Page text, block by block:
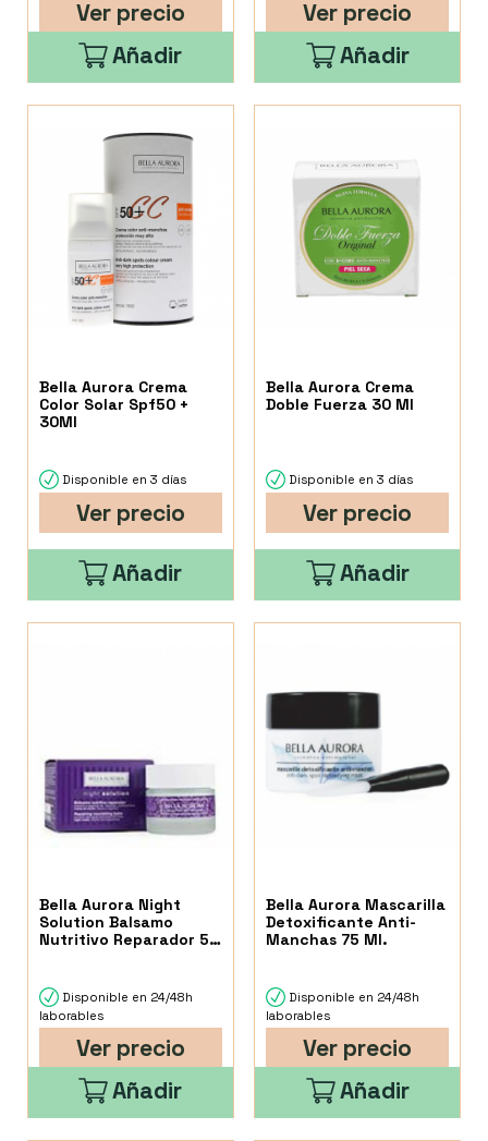
Ver precio
Añadir
Ver precio
Añadir
Bella Aurora Crema
Color Solar Spf50 +
30Ml
Disponible en 3 días
Ver precio
Añadir
Bella Aurora Crema
Doble Fuerza 30 Ml
Disponible en 3 días
Ver precio
Añadir
Bella Aurora Night
Solution Balsamo
Nutritivo Reparador 50
Disponible en 24/48h
laborables
Ver precio
Añadir
Bella Aurora Mascarilla
Detoxificante Anti-
Manchas 75 Ml.
Disponible en 24/48h
laborables
Ver precio
Añadir